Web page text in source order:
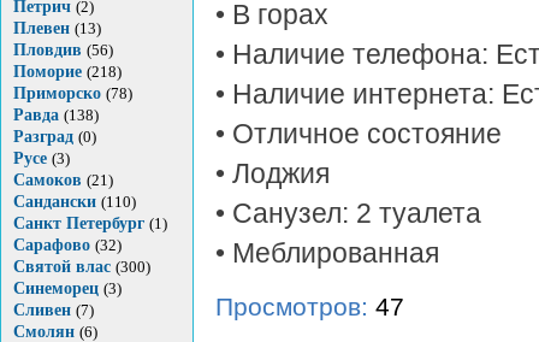
Петрич (2)
Плевен (13)
Пловдив (56)
Поморие (218)
Приморско (78)
Равда (138)
Разград (0)
Русе (3)
Самоков (21)
Сандански (110)
Санкт Петербург (1)
Сарафово (32)
Святой влас (300)
Синеморец (3)
Сливен (7)
Смолян (6)
• В горах
• Наличие телефона:
• Наличие интернета:
• Отличное состояние
• Лоджия
• Санузел: 2 туалета
• Меблированная
Просмотров: 47